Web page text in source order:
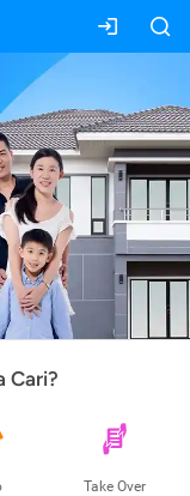
Cari?
Take Over